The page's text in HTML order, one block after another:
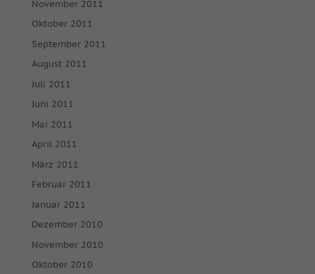
November 2011
Oktober 2011
September 2011
August 2011
Juli 2011
Juni 2011
Mai 2011
April 2011
März 2011
Februar 2011
Januar 2011
Dezember 2010
November 2010
Oktober 2010